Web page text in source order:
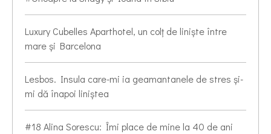
Luxury Cubelles Aparthotel, un colț de liniște între
mare și Barcelona
Lesbos. Insula care-mi ia geamantanele de stres și-
mi dă înapoi liniștea
#18 Alina Sorescu: Îmi place de mine la 40 de ani